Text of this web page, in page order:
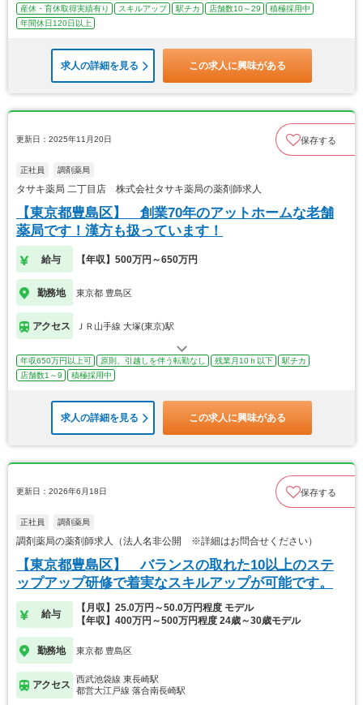
産休・育休取得実績有り
スキルアップ 駅チカ 店舗数10～29
積極採用中
年間休日120日以上
求人の詳細を見る この求人に興味がある
更新日：2025年11月20日 保存する
正社員 調剤薬局
タサキ薬局 二丁目店 株式会社タサキ薬局の薬剤師求人
【東京都豊島区】 創業70年のアットホームな老舗
薬局です！漢方も扱っています！
給与 【年収】500万円～650万円
勤務地 東京都 豊島区
アクセス ＪＲ山手線 大塚(東京)駅
年収650万円以上可 原則、引越しを伴う転勤なし 残業月10ｈ以下
駅チカ
店舗数1～9
積極採用中
求人の詳細を見る この求人に興味がある
更新日：2026年6月18日 保存する
正社員 調剤薬局
調剤薬局の薬剤師求人（法人名非公開 ※詳細はお問合せください）
【東京都豊島区】 バランスの取れた10以上のステ
ップアップ研修で着実なスキルアップが可能です。
給与
【月収】25.0万円～50.0万円程度 モデル
【年収】400万円～500万円程度 24歳～30歳モデル
勤務地 東京都 豊島区
アクセス
西武池袋線 東長崎駅
都営大江戸線 落合南長崎駅